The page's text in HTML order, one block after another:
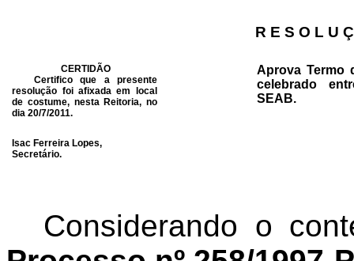
R E S O L U
CERTIDÃO
Certifico que a presente
resolução foi afixada em local
de costume, nesta Reitoria, no
dia 20/7/2011.
Isac Ferreira Lopes,
Secretário.
Aprova Termo
celebrado
SEAB.
Considerando o